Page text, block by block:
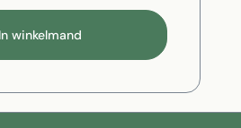
In winkelmand